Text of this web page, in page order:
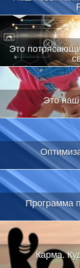
Это
Это наш
Программа
Карма.